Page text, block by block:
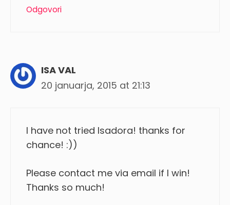
Odgovori
ISA VAL
20 januarja, 2015 at 21:13
I have not tried Isadora! thanks for
chance! :))
Please contact me via email if I win!
Thanks so much!